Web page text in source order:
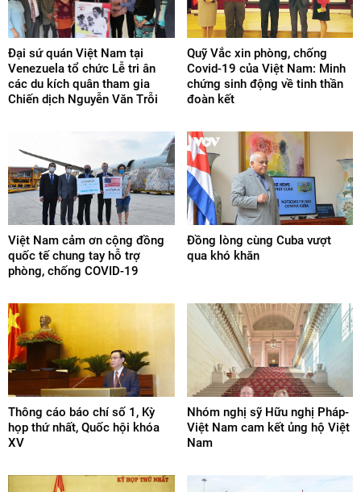
Đại sứ quán Việt Nam tại
Venezuela tổ chức Lễ tri ân
các du kích quân tham gia
Chiến dịch Nguyễn Văn Trỗi
Quỹ Vắc xin phòng, chống
Covid-19 của Việt Nam: Minh
chứng sinh động về tinh thần
đoàn kết
Việt Nam cảm ơn cộng đồng
quốc tế chung tay hỗ trợ
phòng, chống COVID-19
Đồng lòng cùng Cuba vượt
qua khó khăn
Thông cáo báo chí số 1, Kỳ
họp thứ nhất, Quốc hội khóa
XV
Nhóm nghị sỹ Hữu nghị Pháp-
Việt Nam cam kết ủng hộ Việt
Nam